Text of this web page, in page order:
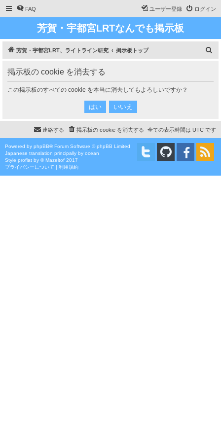
FAQ ログイン
ユーザー登録
芳賀・宇都宮LRTなんでも掲示板
芳賀・宇都宮LRT、ライトライン研究 掲示板トップ
掲示板の cookie を消去する
この掲示板のすべての cookie を本当に消去してもよろしいですか？
全ての表示時間は UTC です
掲示板の cookie を消去する
連絡する
Powered by phpBB® Forum Software © phpBB Limited
Japanese translation principally by ocean
Style proflat by ©Mazeltof 2017
プライバシーについて | 利用規約